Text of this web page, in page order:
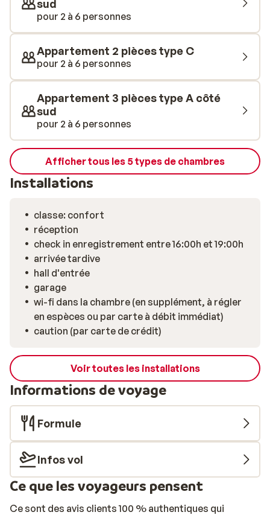
équipés, ils disposent d’un agréable salon et de
grandes baies vitrées, d’une télévision, d’un coin
lave-vaisselle), d’une salle de bains avec douche ou
baignoire, et d’un local à skis.
sud
pour 2 à 6 personnes
Appartement 2 pièces type C
pour 2 à 6 personnes
Appartement 3 pièces type A côté
sud
pour 2 à 6 personnes
Afficher tous les 5 types de chambres
Installations
classe: confort
réception
check in enregistrement entre 16:00h et 19:00h
arrivée tardive
hall d'entrée
garage
wi-fi dans la chambre (en supplément, à régler
en espèces ou par carte à débit immédiat)
caution (par carte de crédit)
Voir toutes les installations
Informations de voyage
Formule
Infos vol
Ce que les voyageurs pensent
Ce sont des avis clients 100 % authentiques qui